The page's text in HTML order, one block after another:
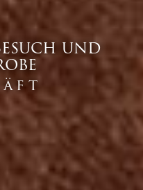
und